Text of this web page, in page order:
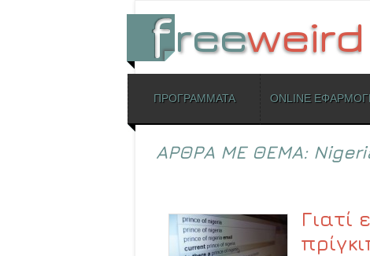
Skip to content
ΠΡΟΓΡΑΜΜΑΤΑ ONLINE
ΑΡΘΡΑ ΜΕ ΘΕΜΑ:
Γιατί